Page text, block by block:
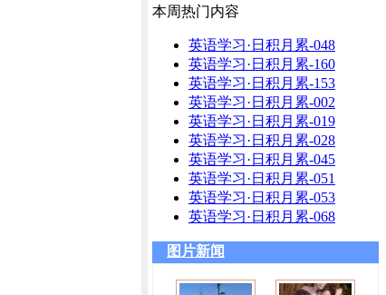
本周热门内容
英语学习·日积月累-048
英语学习·日积月累-160
英语学习·日积月累-153
英语学习·日积月累-002
英语学习·日积月累-019
英语学习·日积月累-028
英语学习·日积月累-045
英语学习·日积月累-051
英语学习·日积月累-053
英语学习·日积月累-068
图片新闻